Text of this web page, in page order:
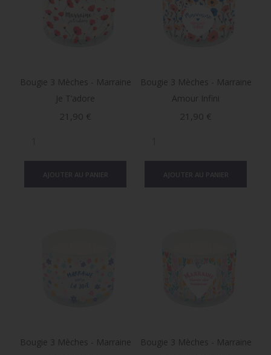
Bougie 3 Mèches - Marraine
Je T’adore
Prix
21,90 €
Bougie 3 Mèches - Marraine
Amour Infini
Prix
21,90 €
Bougie 3 Mèches - Marraine
Bougie 3 Mèches - Marraine